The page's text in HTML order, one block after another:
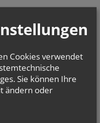
Cookies verwendet
Sie können Ihre
ändern oder